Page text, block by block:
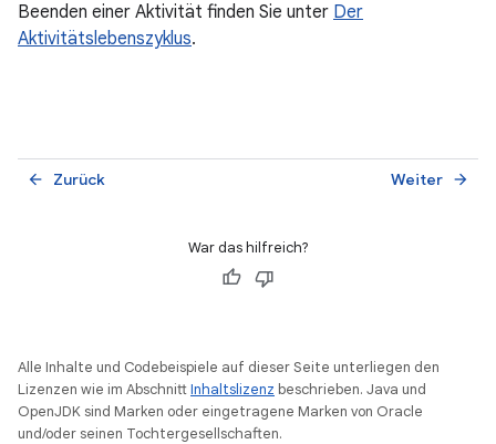
Beenden einer Aktivität finden Sie unter Der
Aktivitätslebenszyklus.
Zurück
arrow_back Weiter arrow_forward
War das hilfreich?
Alle Inhalte und Codebeispiele auf dieser Seite unterliegen den
Lizenzen wie im AbschnittInhaltslizenz beschrieben. Java und
OpenJDK sind Marken oder eingetragene Marken von Oracle
und/oder seinen Tochtergesellschaften.